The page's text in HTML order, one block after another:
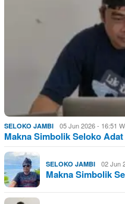
SELOKO JAMBI 05 Jun 2026 - 16:51
Makna Simbolik Seloko
SELOKO JAMBI 02 Jun
Makna Simbolik